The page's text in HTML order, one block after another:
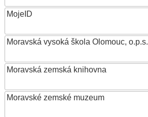
MojeID
Moravská vysoká škola Olomouc, o.p.s.
Moravská zemská knihovna
Moravské zemské muzeum